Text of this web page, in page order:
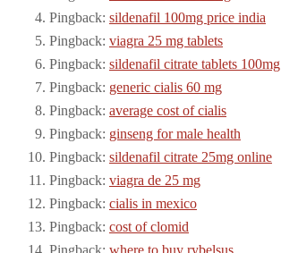
Pingback: sildenafil 100mg price india
Pingback: viagra 25 mg tablets
Pingback: sildenafil citrate tablets 100mg
Pingback: generic cialis 60 mg
Pingback: average cost of cialis
Pingback: ginseng for male health
Pingback: sildenafil citrate 25mg online
Pingback: viagra de 25 mg
Pingback: cialis in mexico
Pingback: cost of clomid